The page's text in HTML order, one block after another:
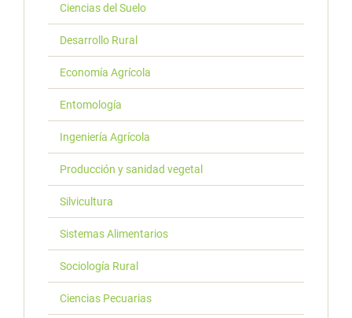
Ciencias del Suelo
Desarrollo Rural
Economía Agrícola
Entomología
Ingeniería Agrícola
Producción y sanidad vegetal
Silvicultura
Sistemas Alimentarios
Sociología Rural
Ciencias Pecuarias